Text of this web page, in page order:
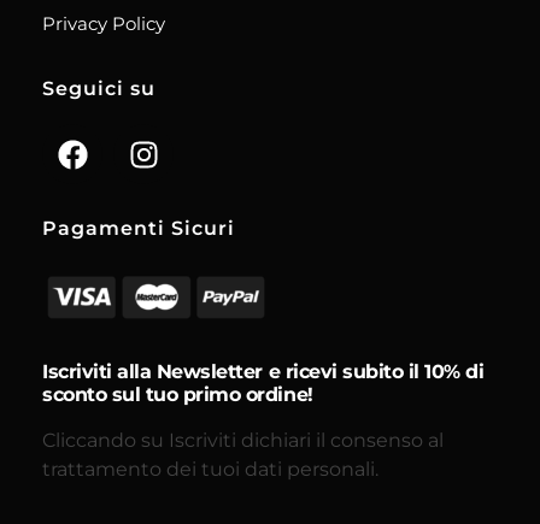
Privacy Policy
Seguici su
Pagamenti Sicuri
Iscriviti alla Newsletter e ricevi subito il 10% di
sconto sul tuo primo ordine!
Cliccando su Iscriviti dichiari il consenso al
trattamento dei tuoi dati personali.